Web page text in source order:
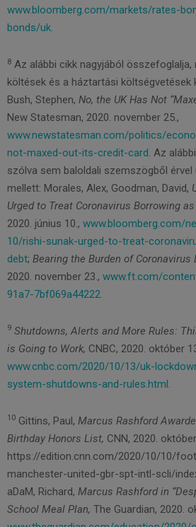
www.bloomberg.com/markets/rates-
bonds/uk.
8 Az alábbi cikk nagyjából
költések és a háztartási költségvetések
Bush, Stephen, No, the UK Has Not
New Statesman, 2020. november 25.,
www.newstatesman.com/politics/
not-maxed-out-its-credit-card. Az
szólva sem baloldali szemszögből érvel
mellett: Morales, Alex, Goodman, David,
Urged to Treat Coronavirus Borrowing
2020. június 10., www.bloomberg.com/
10/rishi-sunak-urged-to-treat-
debt; Bearing the Burden of Coronavirus
2020. november 23., www.ft.com/
91a7-7bf069a44222.
9 Shutdowns, Alerts and More Rules:
is Going to Work, CNBC, 2020. október
www.cnbc.com/2020/10/13/uk-
system-shutdowns-and-rules.html.
10 Gittins, Paul, Marcus Rashford
Birthday Honors List, CNN, 2020.
https://edition.cnn.com/2020/10/10/
manchester-united-gbr-spt-intl-scli/
aDaM, Richard, Marcus Rashford in
School Meal Plan, The Guardian, 2020.